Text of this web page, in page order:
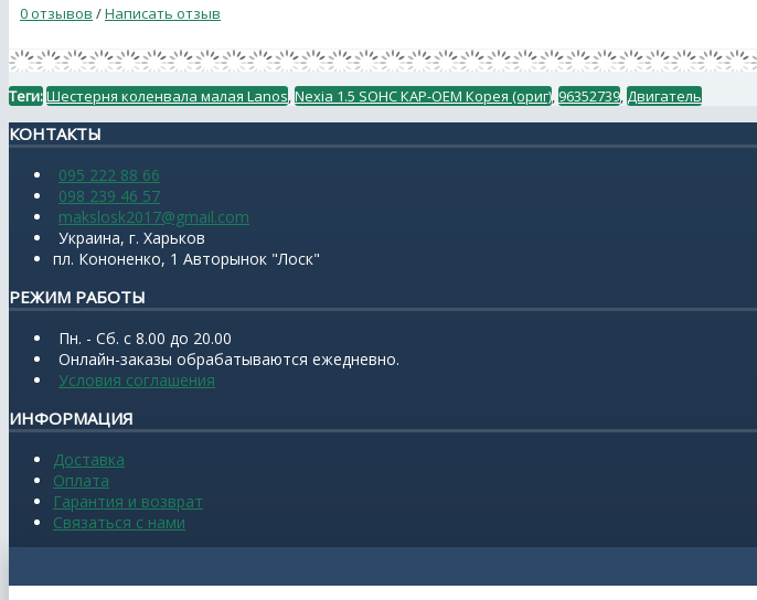
0 отзывов /Написать отзыв
Теги:Шестерня коленвала малая Lanos,Nexia 1.5 SOHC КАР-ОЕМ Корея (ориг), 96352739,Двигатель
КОНТАКТЫ
095 222 88 66
098 239 46 57
makslosk2017@gmail.com
Украина, г. Харьков
пл. Кононенко, 1 Авторынок "Лоск"
РЕЖИМ РАБОТЫ
Пн. - Сб. с 8.00 до 20.00
Онлайн-заказы обрабатываются ежедневно.
Условия соглашения
ИНФОРМАЦИЯ
Доставка
Оплата
Гарантия и возврат
Связаться с нами